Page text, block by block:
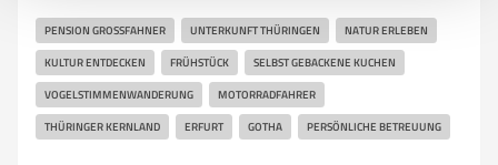
PENSION GROSSFAHNER UNTERKUNFT THÜRINGEN NATUR ERLEBEN
KULTUR ENTDECKEN FRÜHSTÜCK SELBST GEBACKENE KUCHEN
VOGELSTIMMENWANDERUNG MOTORRADFAHRER
THÜRINGER KERNLAND ERFURT GOTHA PERSÖNLICHE BETREUUNG